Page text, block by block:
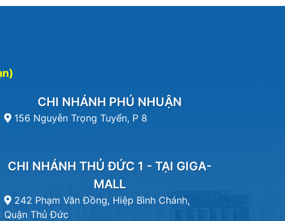
CHI NHÁNH PHÚ NHUẬN
156 Nguyễn Trọng Tuyển, P 8
CHI NHÁNH THỦ ĐỨC 1 - TẠI GIGA-
MALL
242 Phạm Văn Đồng, Hiệp Bình Chánh,
Quận Thủ Đức